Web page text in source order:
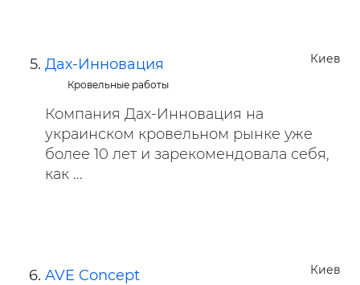
Киев
Дах-Инновация
Кровельные работы
Компания Дах-Инновация на
украинском кровельном рынке уже
более 10 лет и зарекомендовала себя,
как ...
Киев
AVE Concept